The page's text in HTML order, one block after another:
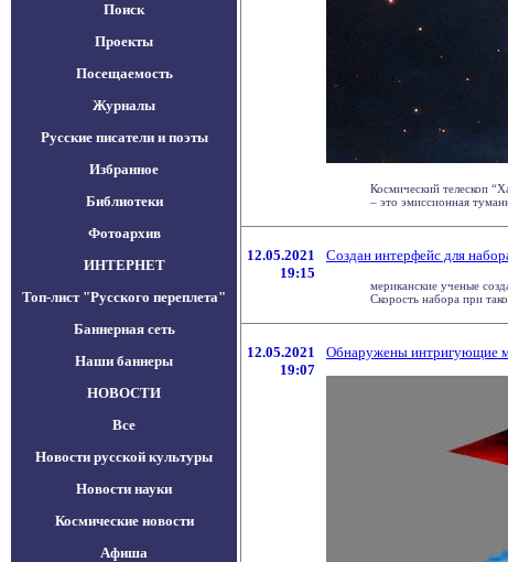
Поиск
Проекты
Посещаемость
Журналы
Русские писатели и поэты
Избранное
Библиотеки
Фотоархив
ИНТЕРНЕТ
Топ-лист "Русского переплета"
Баннерная сеть
Наши баннеры
НОВОСТИ
Все
Новости русской культуры
Новости науки
Космические новости
Афиша
Космический телескоп
– это эмиссионная
12.05.2021
19:15
Создан интерфейс для
мериканские ученые
Скорость набора при
12.05.2021
19:07
Обнаружены интригующие